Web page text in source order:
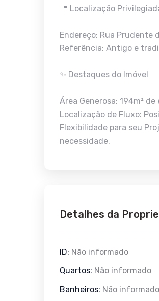
📍 Localização
Endereço: Rua Prudente
Referência: Antigo e
✨ Destaques do Imóvel
Área Generosa: 194m²
Localização de Fluxo:
Flexibilidade para seu
necessidade.
Detalhes da
ID: Não informado
Quartos: Não informado
Banheiros: Não informado